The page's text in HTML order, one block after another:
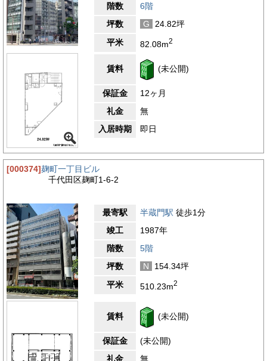
階数
6階
坪数
G
24.82坪
平米
82.08m2
賃料 (未公開)
保証金
12ヶ月
礼金
無
入居時期
即日
[000374]麹町一丁目ビル
千代田区麹町1-6-2
最寄駅 半蔵門駅 徒歩1分
竣工
1987年
階数
5階
坪数
N
154.34坪
平米
510.23m2
賃料 (未公開)
保証金
(未公開)
礼金
無